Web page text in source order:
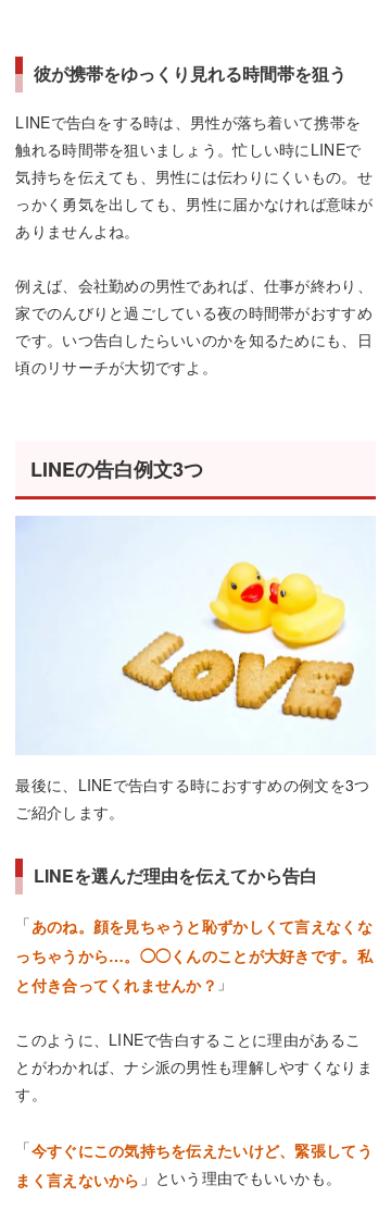
彼が携帯をゆっくり見れる時間帯を狙う
LINEで告白をする時は、男性が落ち着いて携帯を
触れる時間帯を狙いましょう。忙しい時にLINEで
気持ちを伝えても、男性には伝わりにくいもの。せ
っかく勇気を出しても、男性に届かなければ意味が
ありませんよね。
例えば、会社勤めの男性であれば、仕事が終わり、
家でのんびりと過ごしている夜の時間帯がおすすめ
です。いつ告白したらいいのかを知るためにも、日
頃のリサーチが大切ですよ。
LINEの告白例文3つ
最後に、LINEで告白する時におすすめの例文を3つ
ご紹介します。
LINEを選んだ理由を伝えてから告白
「あのね。顔を見ちゃうと恥ずかしくて言えなくな
っちゃうから…。◯◯くんのことが大好きです。私
と付き合ってくれませんか？ 」
このように、LINEで告白することに理由があるこ
とがわかれば、ナシ派の男性も理解しやすくなりま
す。
「今すぐにこの気持ちを伝えたいけど、緊張してう
まく言えないから 」という理由でもいいかも。